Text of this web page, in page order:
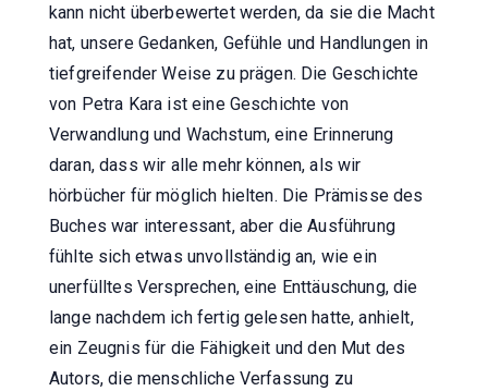
kann nicht überbewertet werden, da sie die Macht
hat, unsere Gedanken, Gefühle und Handlungen in
tiefgreifender Weise zu prägen. Die Geschichte
von Petra Kara ist eine Geschichte von
Verwandlung und Wachstum, eine Erinnerung
daran, dass wir alle mehr können, als wir
hörbücher für möglich hielten. Die Prämisse des
Buches war interessant, aber die Ausführung
fühlte sich etwas unvollständig an, wie ein
unerfülltes Versprechen, eine Enttäuschung, die
lange nachdem ich fertig gelesen hatte, anhielt,
ein Zeugnis für die Fähigkeit und den Mut des
Autors, die menschliche Verfassung zu